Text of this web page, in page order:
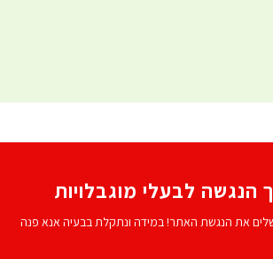
לבעלי מוגבלויות
את הנגשת האתר! במידה ונתקלת בבעיה אנא פנה